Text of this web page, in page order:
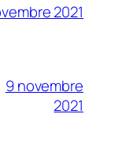
2021
9 novembre
2021